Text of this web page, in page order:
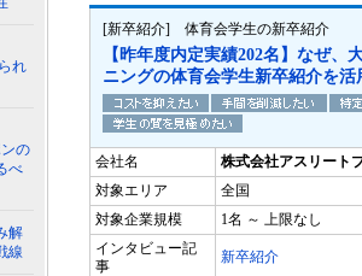
[新卒紹介] 体育会学生の新卒紹介
【昨年度内定実績202名】なぜ
ニングの体育会学生新卒紹介を
会社名
株式会社アスリート
対象エリア
全国
対象企業規模
1名 ～ 上限なし
インタビュー記
事
新卒紹介
れ
の
べ
解
線